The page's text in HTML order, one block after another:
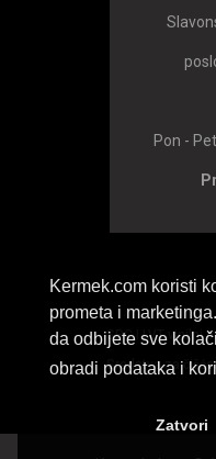
Kermek.com koristi
prometa i
da odbijete sve
obradi podataka i
Zatvori
Pon -
SPC I LVT vinilni
Sredstva za